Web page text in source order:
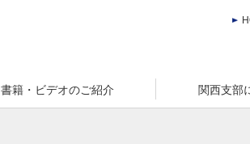
書籍・ビデオのご紹介 関西支部